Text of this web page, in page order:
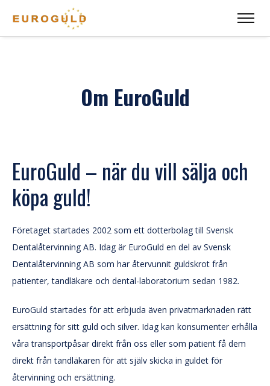
Om EuroGuld
EuroGuld – när du vill sälja och
köpa guld!
Företaget startades 2002 som ett dotterbolag till Svensk
Dentalåtervinning AB. Idag är EuroGuld en del av Svensk
Dentalåtervinning AB som har återvunnit guldskrot från
patienter, tandläkare och dental-laboratorium sedan 1982.
EuroGuld startades för att erbjuda även privatmarknaden rätt
ersättning för sitt guld och silver. Idag kan konsumenter erhålla
våra transportpåsar direkt från oss eller som patient få dem
direkt från tandläkaren för att själv skicka in guldet för
återvinning och ersättning.